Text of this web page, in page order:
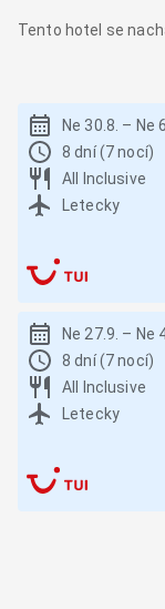
Tento hotel se
Ne 30.8. – Ne
8 dní (7 nocí)
All Inclusive
Letecky
Ne 27.9. – Ne
8 dní (7 nocí)
All Inclusive
Letecky